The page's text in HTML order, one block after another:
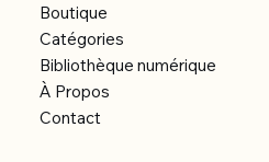
Boutique
Catégories
Bibliothèque numérique
À Propos
Contact